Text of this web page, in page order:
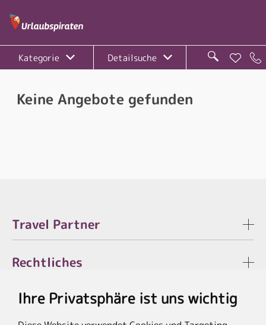
Ihre Privatsphäre ist uns wichtig
Kategorie Detailsuche
Keine Angebote gefunden
Travel Partner
Rechtliches